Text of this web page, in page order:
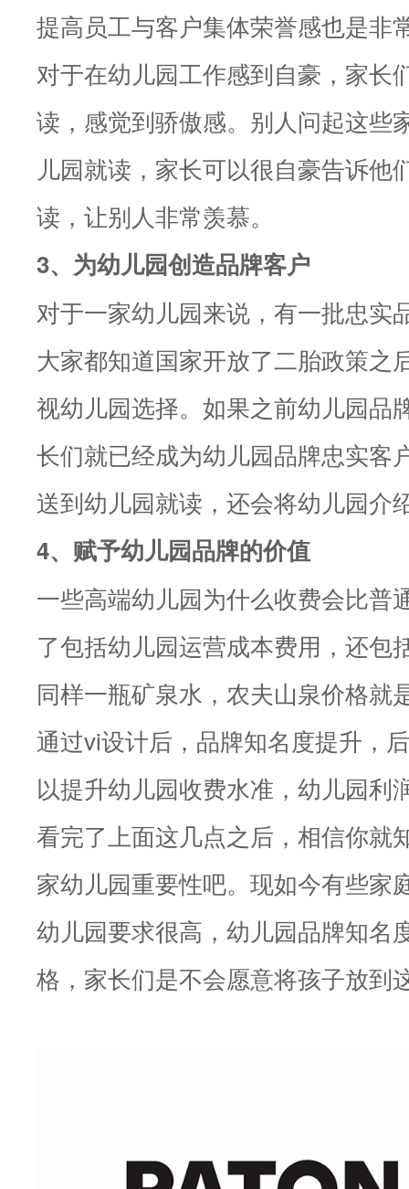
提高员工与客户集体荣誉感也是非
对于在幼儿园工作感到自豪，家长
读，感觉到骄傲感。别人问起这些
儿园就读，家长可以很自豪告诉他
读，让别人非常羡慕。
3、为幼儿园创造品牌客户
对于一家幼儿园来说，有一批忠实
大家都知道国家开放了二胎政策之
视幼儿园选择。如果之前幼儿园品
长们就已经成为幼儿园品牌忠实客
送到幼儿园就读，还会将幼儿园介
4、赋予幼儿园品牌的价值
一些高端幼儿园为什么收费会比普
了包括幼儿园运营成本费用，还包
同样一瓶矿泉水，农夫山泉价格就
通过vi设计后，品牌知名度提升，
以提升幼儿园收费水准，幼儿园利
看完了上面这几点之后，相信你就
家幼儿园重要性吧。现如今有些家
幼儿园要求很高，幼儿园品牌知名
格，家长们是不会愿意将孩子放到